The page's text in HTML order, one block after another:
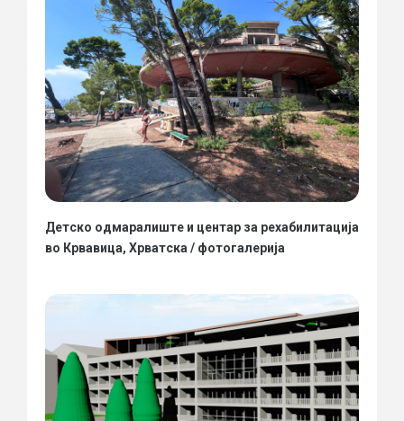
Детско одмаралиште и центар за рехабилитација
во Крвавица, Хрватска / фотогалерија